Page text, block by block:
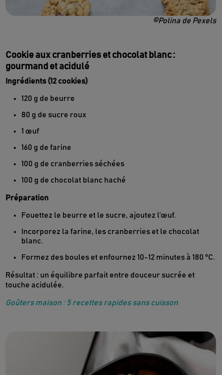
©Polina de Pexels
Cookie aux cranberries et chocolat blanc :
gourmand et acidulé
Ingrédients (12 cookies)
120 g de beurre
80 g de sucre roux
1 œuf
160 g de farine
100 g de cranberries séchées
100 g de chocolat blanc haché
Préparation
Fouettez le beurre et le sucre, ajoutez l’œuf.
Incorporez la farine, les cranberries et le chocolat
blanc.
Formez des boules et enfournez 10-12 minutes à 180 °C.
Résultat : un équilibre parfait entre douceur sucrée et
touche acidulée.
Goûters maison : 5 recettes rapides sans cuisson